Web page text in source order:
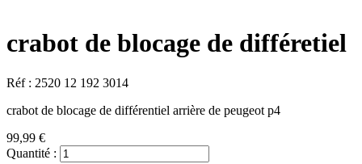
crabot de blocage de différetiel
Réf : 2520 12 192 3014
crabot de blocage de différentiel arrière de peugeot p4
99,99 €
Quantité :